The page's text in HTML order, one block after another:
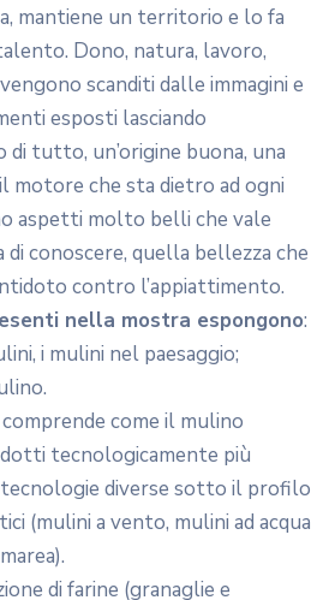
mantiene un territorio e lo fa
Dono, natura, lavoro,
scanditi dalle immagini e
esposti lasciando
tutto, un’origine buona, una
motore che sta dietro ad ogni
aspetti molto belli che vale
di conoscere, quella bellezza che
contro l’appiattimento.
nella mostra espongono:
i mulini nel paesaggio;
come il mulino
tecnologicamente più
diverse sotto il profilo
(mulini a vento, mulini ad acqua
di farine (granaglie e